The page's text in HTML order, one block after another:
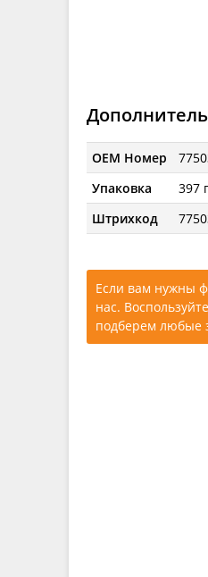
OEM Номер
Упаковка
397
Штрихкод
Если вам нужны
нас.
подберем любые